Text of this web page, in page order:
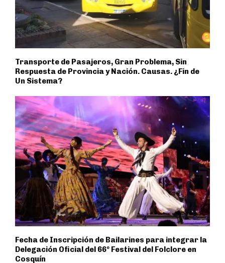
Transporte de Pasajeros, Gran Problema, Sin
Respuesta de Provincia y Nación. Causas. ¿Fin de
Un Sistema?
Fecha de Inscripción de Bailarines para integrar la
Delegación Oficial del 66º Festival del Folclore en
Cosquín